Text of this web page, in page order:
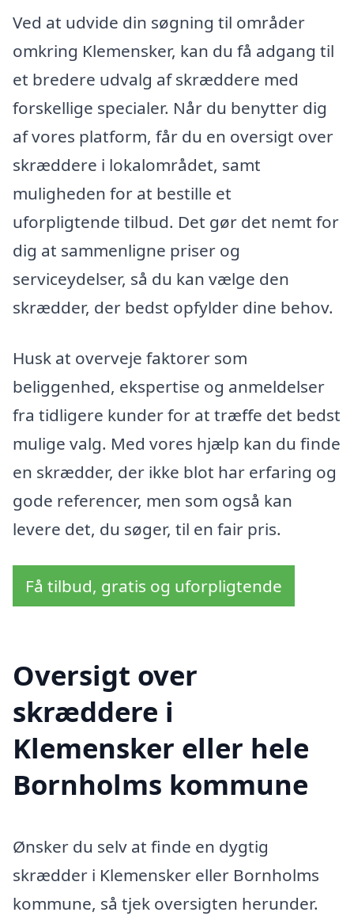
Ved at udvide din søgning til områder
omkring Klemensker, kan du få adgang til
et bredere udvalg af skræddere med
forskellige specialer. Når du benytter dig
af vores platform, får du en oversigt over
skræddere i lokalområdet, samt
muligheden for at bestille et
uforpligtende tilbud. Det gør det nemt for
dig at sammenligne priser og
serviceydelser, så du kan vælge den
skrædder, der bedst opfylder dine behov.
Husk at overveje faktorer som
beliggenhed, ekspertise og anmeldelser
fra tidligere kunder for at træffe det bedst
mulige valg. Med vores hjælp kan du finde
en skrædder, der ikke blot har erfaring og
gode referencer, men som også kan
levere det, du søger, til en fair pris.
Få tilbud, gratis og uforpligtende
Oversigt over
skræddere i
Klemensker eller hele
Bornholms kommune
Ønsker du selv at finde en dygtig
skrædder i Klemensker eller Bornholms
kommune, så tjek oversigten herunder.